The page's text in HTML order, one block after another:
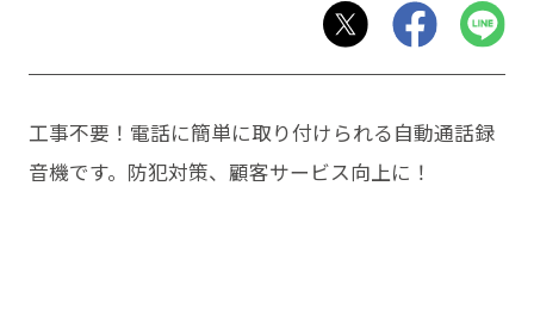
工事不要！電話に簡単に取り付けられる自動通話録
音機です。防犯対策、顧客サービス向上に！